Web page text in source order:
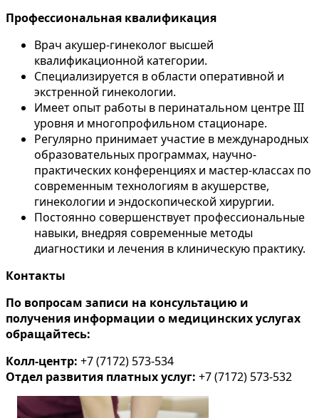
Профессиональная квалификация
Врач акушер-гинеколог высшей
квалификационной категории.
Специализируется в области оперативной и
экстренной гинекологии.
Имеет опыт работы в перинатальном центре III
уровня и многопрофильном стационаре.
Регулярно принимает участие в международных
образовательных программах, научно-
практических конференциях и мастер-классах по
современным технологиям в акушерстве,
гинекологии и эндоскопической хирургии.
Постоянно совершенствует профессиональные
навыки, внедряя современные методы
диагностики и лечения в клиническую практику.
Контакты
По вопросам записи на консультацию и
получения информации о медицинских услугах
обращайтесь:
Колл-центр: +7 (7172) 573-534
Отдел развития платных услуг: +7 (7172) 573-532